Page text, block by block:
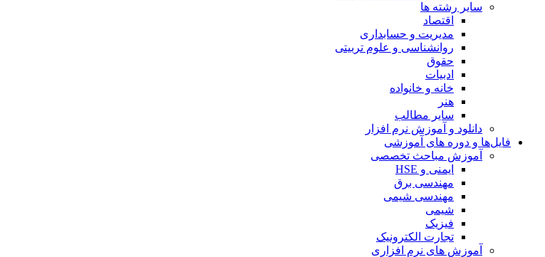
سایر رشته ها
اقتصاد
مدیریت و حسابداری
روانشناسی و علوم تربیتی
حقوق
ادبیات
خانه و خانواده
هنر
سایر مطالب
دانلود و آموزش نرم افزار
فایل‌ها و دوره های آموزشی
آموزش مباحث تخصصی
ایمنی و HSE
مهندسی برق
مهندسی شیمی
شیمی
فیزیک
تجارت الکترونیک
آموزش های نرم افزاری